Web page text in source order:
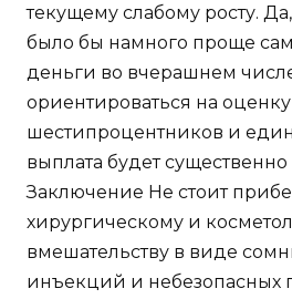
текущему слабому росту.
было бы намного проще
деньги во вчерашнем
ориентироваться на
шестипроцентников и
выплата будет
Заключение Не стоит
хирургическому и
вмешательству в виде
инъекций и небезопасных